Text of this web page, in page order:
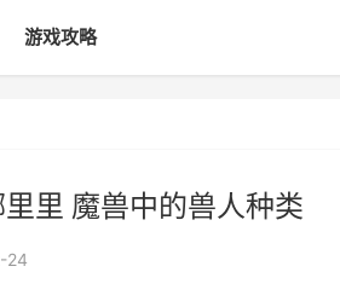
游戏攻略
里 魔兽中的兽人种类
24